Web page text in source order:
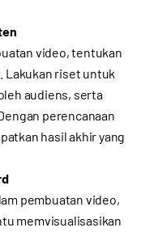
video, tentukan
Lakukan riset untuk
audiens, serta
perencanaan
hasil akhir yang
pembuatan video,
memvisualisasikan